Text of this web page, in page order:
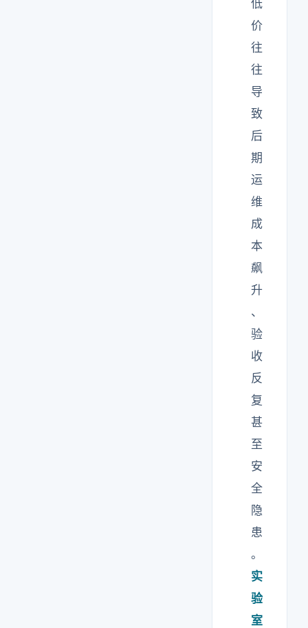
低
价
往
往
导
致
后
期
运
维
成
本
飙
升
、
验
收
反
复
甚
至
安
全
隐
患
。
实
验
室